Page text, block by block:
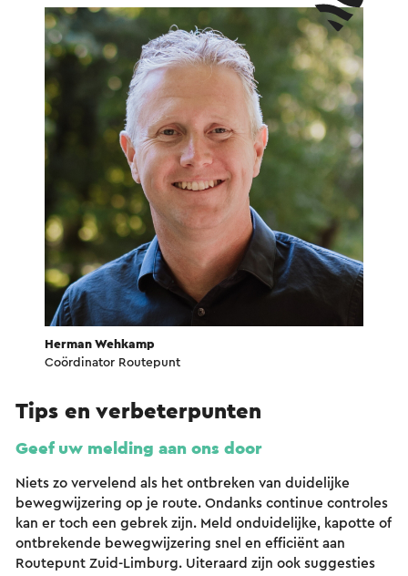
Herman Wehkamp
Coördinator Routepunt
Tips en verbeterpunten
Geef uw melding aan ons door
Niets zo vervelend als het ontbreken van duidelijke
bewegwijzering op je route. Ondanks continue controles
kan er toch een gebrek zijn. Meld onduidelijke, kapotte of
ontbrekende bewegwijzering snel en efficiënt aan
Routepunt Zuid-Limburg. Uiteraard zijn ook suggesties